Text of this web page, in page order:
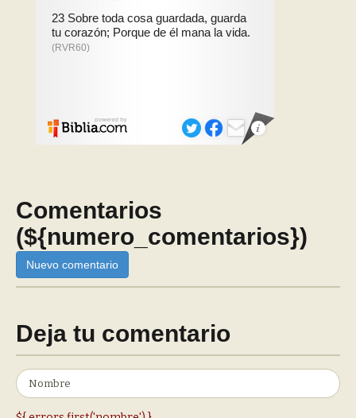
Comentarios
(${numero_comentarios})
Nuevo comentario
Deja tu comentario